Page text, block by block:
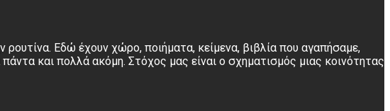
Εδώ έχουν χώρο, ποιήματα, κείμενα, βιβλία που αγαπήσαμε,
και πολλά ακόμη. Στόχος μας είναι ο σχηματισμός μιας κοινότητας